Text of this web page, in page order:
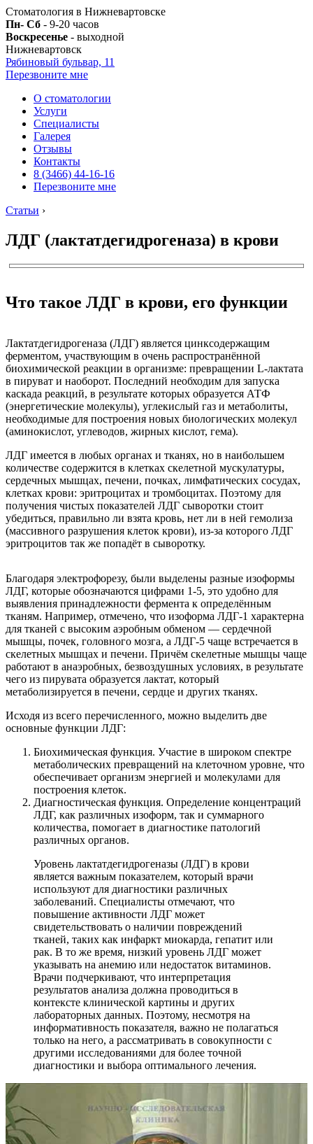
Стоматология в Нижневартовске
Пн- Сб - 9-20 часов
Воскресенье - выходной
Нижневартовск
Рябиновый бульвар, 11
Перезвоните мне
О стоматологии
Услуги
Специалисты
Галерея
Отзывы
Контакты
8 (3466) 44-16-16
Перезвоните мне
Статьи ›
ЛДГ (лактатдегидрогеназа) в крови
Что такое ЛДГ в крови, его функции
Лактатдегидрогеназа (ЛДГ) является цинксодержащим
ферментом, участвующим в очень распространённой
биохимической реакции в организме: превращении L-лактата
в пируват и наоборот. Последний необходим для запуска
каскада реакций, в результате которых образуется АТФ
(энергетические молекулы), углекислый газ и метаболиты,
необходимые для построения новых биологических молекул
(аминокислот, углеводов, жирных кислот, гема).
ЛДГ имеется в любых органах и тканях, но в наибольшем
количестве содержится в клетках скелетной мускулатуры,
сердечных мышцах, печени, почках, лимфатических сосудах,
клетках крови: эритроцитах и тромбоцитах. Поэтому для
получения чистых показателей ЛДГ сыворотки стоит
убедиться, правильно ли взята кровь, нет ли в ней гемолиза
(массивного разрушения клеток крови), из-за которого ЛДГ
эритроцитов так же попадёт в сыворотку.
Благодаря электрофорезу, были выделены разные изоформы
ЛДГ, которые обозначаются цифрами 1-5, это удобно для
выявления принадлежности фермента к определённым
тканям. Например, отмечено, что изоформа ЛДГ-1 характерна
для тканей с высоким аэробным обменом — сердечной
мышцы, почек, головного мозга, а ЛДГ-5 чаще встречается в
скелетных мышцах и печени. Причём скелетные мышцы чаще
работают в анаэробных, безвоздушных условиях, в результате
чего из пирувата образуется лактат, который
метаболизируется в печени, сердце и других тканях.
Исходя из всего перечисленного, можно выделить две
основные функции ЛДГ:
Биохимическая функция. Участие в широком спектре
метаболических превращений на клеточном уровне, что
обеспечивает организм энергией и молекулами для
построения клеток.
Диагностическая функция. Определение концентраций
ЛДГ, как различных изоформ, так и суммарного
количества, помогает в диагностике патологий
различных органов.
Уровень лактатдегидрогеназы (ЛДГ) в крови
является важным показателем, который врачи
используют для диагностики различных
заболеваний. Специалисты отмечают, что
повышение активности ЛДГ может
свидетельствовать о наличии повреждений
тканей, таких как инфаркт миокарда, гепатит или
рак. В то же время, низкий уровень ЛДГ может
указывать на анемию или недостаток витаминов.
Врачи подчеркивают, что интерпретация
результатов анализа должна проводиться в
контексте клинической картины и других
лабораторных данных. Поэтому, несмотря на
информативность показателя, важно не полагаться
только на него, а рассматривать в совокупности с
другими исследованиями для более точной
диагностики и выбора оптимального лечения.